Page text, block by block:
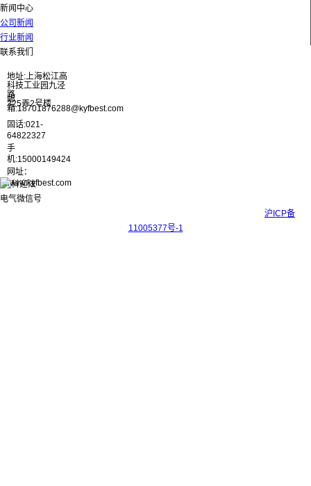
新闻中心
公司新闻
行业新闻
联系我们
地址:上海松江高
科技工业园九泾
路
325弄2号楼
邮
箱:18701876288@kyfbest.com
固话:021-
64822327
手
机:15000149424
网址：
www.kyfbest.com
沪ICP备
11005377号-1